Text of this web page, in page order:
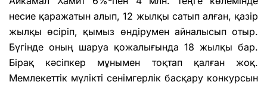
несие қаражатын алып, 12 жылқы сатып алған, қазір
жылқы өсіріп, қымыз өндірумен айналысып отыр.
Бүгінде оның шаруа қожалығында 18 жылқы бар.
Бірақ кәсіпкер мұнымен тоқтап қалған жоқ.
Мемлекеттік мүлікті сенімгерлік басқару конкурсын